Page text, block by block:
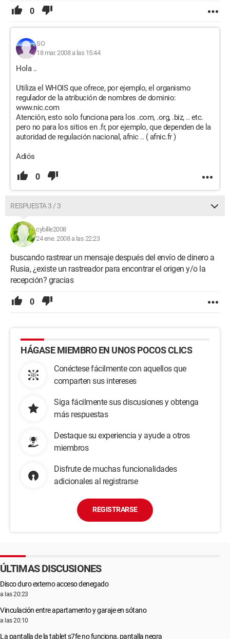
0
SO
18 mar. 2008 a las 15:44
Hola ..
Utiliza el WHOIS que ofrece, por ejemplo, el organismo
regulador de la atribución de nombres de dominio:
www.nic.com
Atención, esto solo funciona para los .com, .org, .biz, .. etc.
pero no para los sitios en .fr, por ejemplo, que dependen de la
autoridad de regulación nacional, afnic .. ( afnic.fr )
Adiós
0
RESPUESTA 3 / 3
cybille2008
24 ene. 2008 a las 22:23
buscando rastrear un mensaje después del envío de dinero a
Rusia, ¿existe un rastreador para encontrar el origen y/o la
recepción? gracias
0
HÁGASE MIEMBRO EN UNOS POCOS CLICS
Conéctese fácilmente con aquellos que
comparten sus intereses
Siga fácilmente sus discusiones y obtenga
más respuestas
Destaque su experiencia y ayude a otros
miembros
Disfrute de muchas funcionalidades
adicionales al registrarse
REGISTRARSE
ÚLTIMAS DISCUSIONES
Disco duro externo acceso denegado
a las 20:23
Vinculación entre apartamento y garaje en sótano
a las 20:10
La pantalla de la tablet s7fe no funciona, pantalla negra